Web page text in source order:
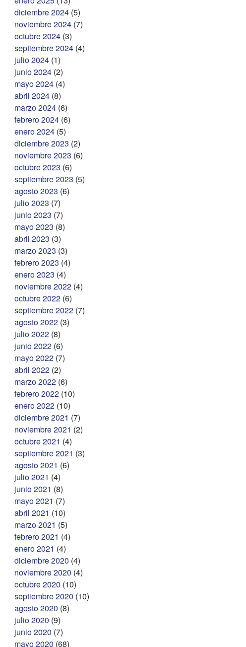
diciembre 2024 (5)
noviembre 2024 (7)
octubre 2024 (3)
septiembre 2024 (4)
julio 2024 (1)
junio 2024 (2)
mayo 2024 (4)
abril 2024 (8)
marzo 2024 (6)
febrero 2024 (6)
enero 2024 (5)
diciembre 2023 (2)
noviembre 2023 (6)
octubre 2023 (6)
septiembre 2023 (5)
agosto 2023 (6)
julio 2023 (7)
junio 2023 (7)
mayo 2023 (8)
abril 2023 (3)
marzo 2023 (3)
febrero 2023 (4)
enero 2023 (4)
noviembre 2022 (4)
octubre 2022 (6)
septiembre 2022 (7)
agosto 2022 (3)
julio 2022 (8)
junio 2022 (6)
mayo 2022 (7)
abril 2022 (2)
marzo 2022 (6)
febrero 2022 (10)
enero 2022 (10)
diciembre 2021 (7)
noviembre 2021 (2)
octubre 2021 (4)
septiembre 2021 (3)
agosto 2021 (6)
julio 2021 (4)
junio 2021 (8)
mayo 2021 (7)
abril 2021 (10)
marzo 2021 (5)
febrero 2021 (4)
enero 2021 (4)
diciembre 2020 (4)
noviembre 2020 (4)
octubre 2020 (10)
septiembre 2020 (10)
agosto 2020 (8)
julio 2020 (9)
junio 2020 (7)
mayo 2020 (68)